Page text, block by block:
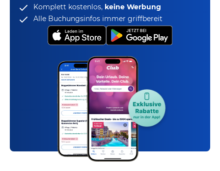
Komplett kostenlos, keine Werbung
Alle Buchungsinfos immer griffbereit